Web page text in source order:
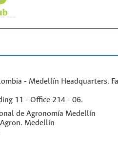
- Medellín Headquarters.
11 - Office 214 - 06.
de Agronomía Medellín
Agron. Medellín